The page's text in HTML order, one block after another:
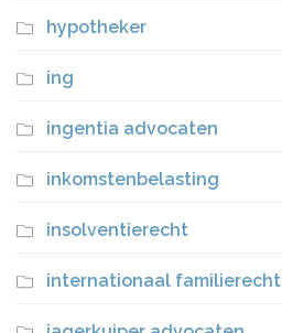
hypotheker
ing
ingentia advocaten
inkomstenbelasting
insolventierecht
internationaal familierecht